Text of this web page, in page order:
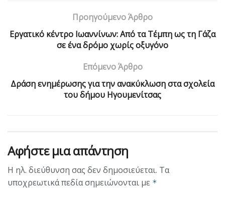
Προηγούμενο Άρθρο
Εργατικό κέντρο Ιωαννίνων: Από τα Τέμπη ως τη Γάζα
σε ένα δρόμο χωρίς οξυγόνο
Επόμενο Άρθρο
Δράση ενημέρωσης για την ανακύκλωση στα σχολεία
του δήμου Ηγουμενίτσας
Αφήστε μια απάντηση
Η ηλ. διεύθυνση σας δεν δημοσιεύεται. Τα
υποχρεωτικά πεδία σημειώνονται με *